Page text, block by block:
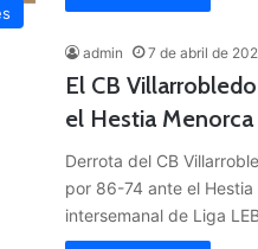
admin 7 de abril de
El CB
el Hestia Menorca
Derrota del CB
por 86-74 ante el
intersemanal de Liga